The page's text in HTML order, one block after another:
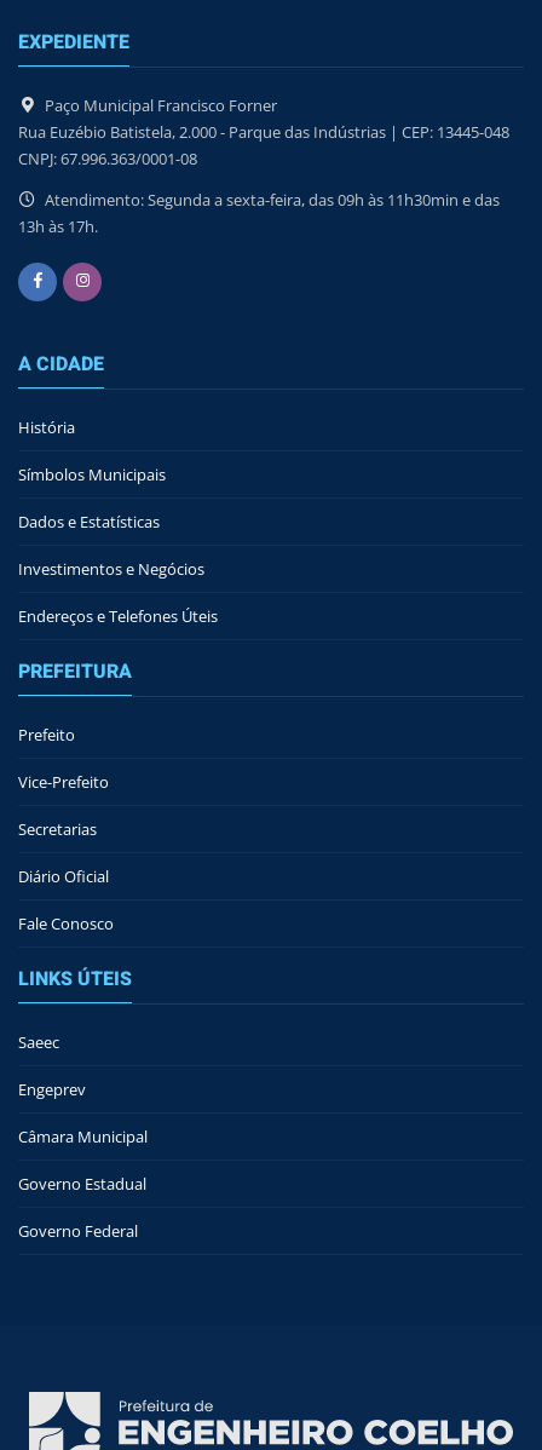
EXPEDIENTE
Paço Municipal Francisco Forner
Rua Euzébio Batistela, 2.000 - Parque das Indústrias | CEP: 13445-048
CNPJ: 67.996.363/0001-08
Atendimento: Segunda a sexta-feira, das 09h às 11h30min e das
13h às 17h.
A CIDADE
História
Símbolos Municipais
Dados e Estatísticas
Investimentos e Negócios
Endereços e Telefones Úteis
PREFEITURA
Prefeito
Vice-Prefeito
Secretarias
Diário Oficial
Fale Conosco
LINKS ÚTEIS
Saeec
Engeprev
Câmara Municipal
Governo Estadual
Governo Federal